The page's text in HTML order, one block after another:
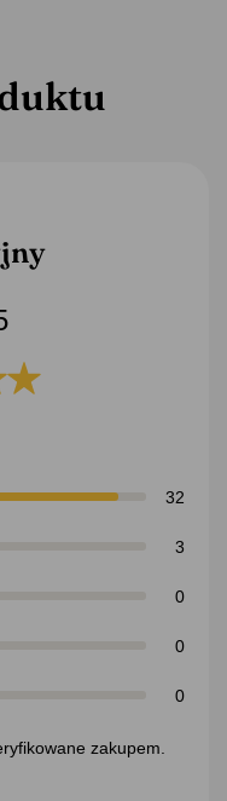
32
3
0
0
0
zakupem.